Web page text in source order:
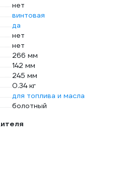
нет
винтовая
да
нет
нет
266 мм
142 мм
245 мм
0.34 кг
для топлива и масла
болотный